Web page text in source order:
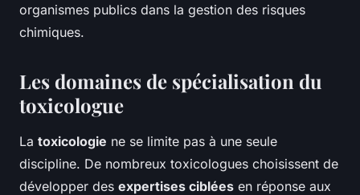
organismes publics dans la gestion des risques
chimiques.
Les domaines de spécialisation du
toxicologue
La toxicologie ne se limite pas à une seule
discipline. De nombreux toxicologues choisissent de
développer des expertises ciblées en réponse aux